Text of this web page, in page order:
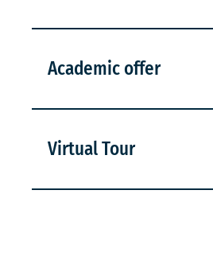
Academic offer
Virtual Tour